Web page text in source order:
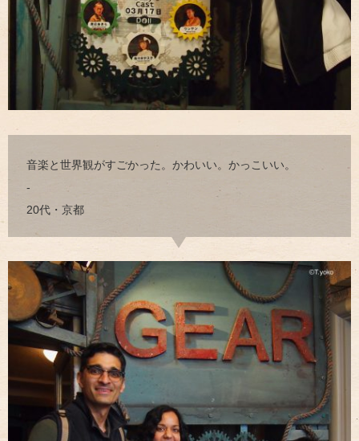
音楽と世界観がすごかった。かわいい。かっこいい。
-
20代・京都